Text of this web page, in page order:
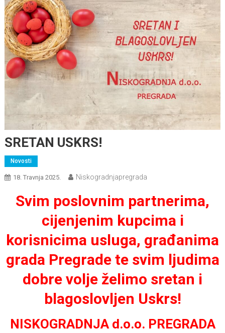
SRETAN USKRS!
Novosti
18. Travnja 2025. Niskogradnjapregrada
Svim poslovnim partnerima,
cijenjenim kupcima i
korisnicima usluga, građanima
grada Pregrade te svim ljudima
dobre volje želimo sretan i
blagoslovljen Uskrs!
NISKOGRADNJA d.o.o. PREGRADA